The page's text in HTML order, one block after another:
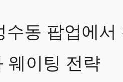
수동 팝업에서
웨이팅 전략